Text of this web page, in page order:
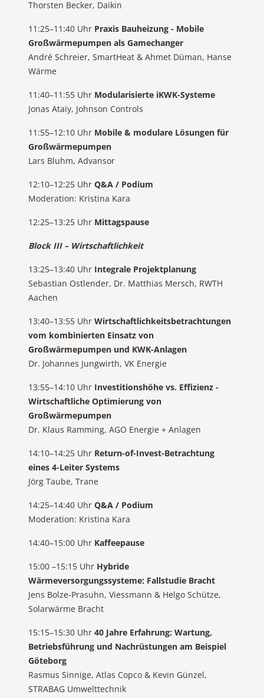
Thorsten Becker, Daikin
11:25–11:40 Uhr Praxis Bauheizung - Mobile
Großwärmepumpen als Gamechanger
André Schreier, SmartHeat & Ahmet Düman, Hanse
Wärme
11:40–11:55 Uhr Modularisierte iKWK-Systeme
Jonas Ataiy, Johnson Controls
11:55–12:10 Uhr Mobile & modulare Lösungen für
Großwärmepumpen
Lars Bluhm, Advansor
12:10–12:25 Uhr Q&A / Podium
Moderation: Kristina Kara
12:25–13:25 Uhr Mittagspause
Block III – Wirtschaftlichkeit
13:25–13:40 Uhr Integrale Projektplanung
Sebastian Ostlender, Dr. Matthias Mersch, RWTH
Aachen
13:40–13:55 Uhr Wirtschaftlichkeitsbetrachtungen
vom kombinierten Einsatz von
Großwärmepumpen und KWK-Anlagen
Dr. Johannes Jungwirth, VK Energie
13:55–14:10 Uhr Investitionshöhe vs. Effizienz -
Wirtschaftliche Optimierung von
Großwärmepumpen
Dr. Klaus Ramming, AGO Energie + Anlagen
14:10–14:25 Uhr Return-of-Invest-Betrachtung
eines 4-Leiter Systems
Jörg Taube, Trane
14:25–14:40 Uhr Q&A / Podium
Moderation: Kristina Kara
14:40–15:00 Uhr Kaffeepause
15:00 –15:15 Uhr Hybride
Wärmeversorgungssysteme: Fallstudie Bracht
Jens Bolze-Prasuhn, Viessmann & Helgo Schütze,
Solarwärme Bracht
15:15–15:30 Uhr 40 Jahre Erfahrung: Wartung,
Betriebsführung und Nachrüstungen am Beispiel
Göteborg
Rasmus Sinnige, Atlas Copco & Kevin Günzel,
STRABAG Umwelttechnik